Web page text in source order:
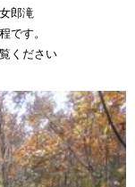
郎滝
です。
ください